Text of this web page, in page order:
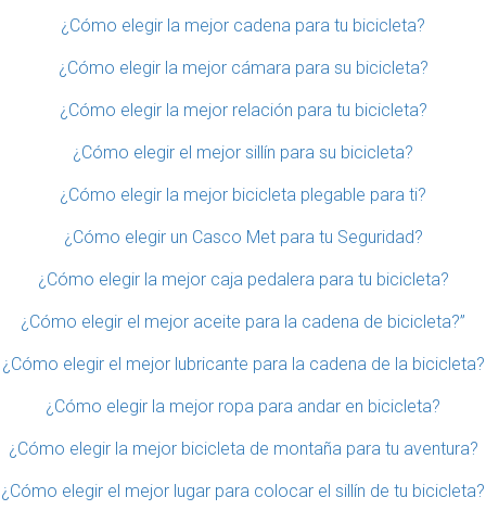
¿Cómo elegir la mejor cadena para tu bicicleta?
¿Cómo elegir la mejor cámara para su bicicleta?
¿Cómo elegir la mejor relación para tu bicicleta?
¿Cómo elegir el mejor sillín para su bicicleta?
¿Cómo elegir la mejor bicicleta plegable para ti?
¿Cómo elegir un Casco Met para tu Seguridad?
¿Cómo elegir la mejor caja pedalera para tu bicicleta?
¿Cómo elegir el mejor aceite para la cadena de bicicleta?”
¿Cómo elegir el mejor lubricante para la cadena de la bicicleta?
¿Cómo elegir la mejor ropa para andar en bicicleta?
¿Cómo elegir la mejor bicicleta de montaña para tu aventura?
¿Cómo elegir el mejor lugar para colocar el sillín de tu bicicleta?